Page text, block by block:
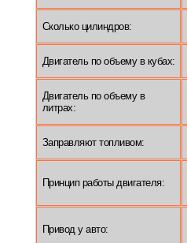
Сколько цилиндров:
Двигатель по объему в кубах:
Двигатель по объему в
литрах:
Заправляют топливом:
Принцип работы двигателя:
Привод у авто: